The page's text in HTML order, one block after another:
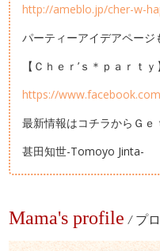
http://ameblo.jp/cher-w-
パーティーアイデアページ
【Ｃｈｅｒ’ｓ＊ｐａｒｔ
https://
最新情報はコチラからＧｅ
甚田知世-Tomoyo Jinta-
Mama's profile / プ